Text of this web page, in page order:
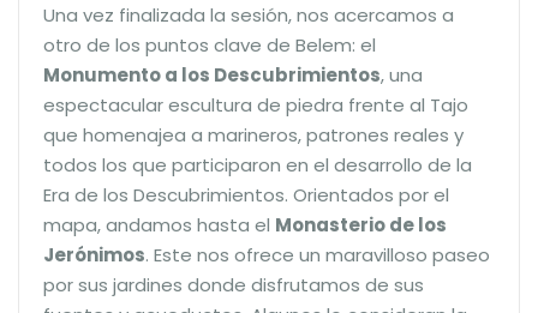
Una vez finalizada la sesión, nos acercamos a
otro de los puntos clave de Belem: el
Monumento a los Descubrimientos, una
espectacular escultura de piedra frente al Tajo
que homenajea a marineros, patrones reales y
todos los que participaron en el desarrollo de la
Era de los Descubrimientos. Orientados por el
mapa, andamos hasta el Monasterio de los
Jerónimos. Este nos ofrece un maravilloso paseo
por sus jardines donde disfrutamos de sus